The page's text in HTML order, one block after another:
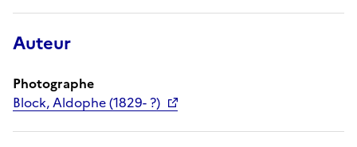
Auteur
Photographe
Block, Aldophe (1829- ?)